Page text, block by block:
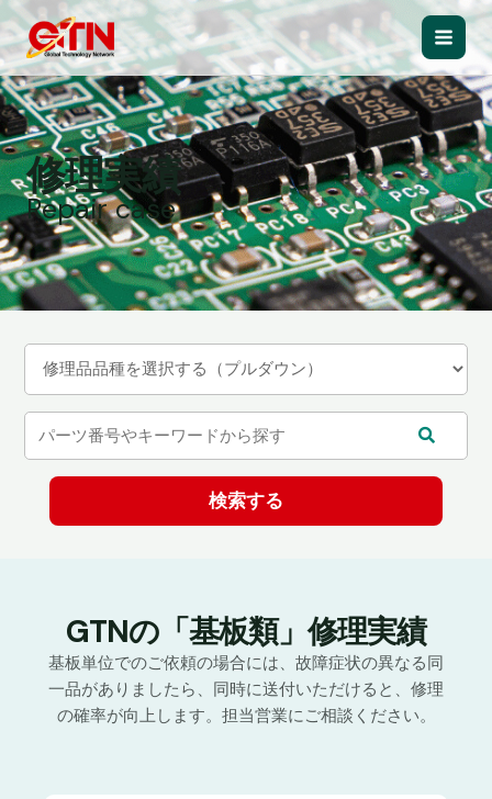
内
容
を
ス
キ
ッ
プ
Main
修理実績
Repair case
GTNの「基板類」修理実績
基板単位でのご依頼の場合には、故障症状の異なる同
一品がありましたら、同時に送付いただけると、修理
の確率が向上します。担当営業にご相談ください。